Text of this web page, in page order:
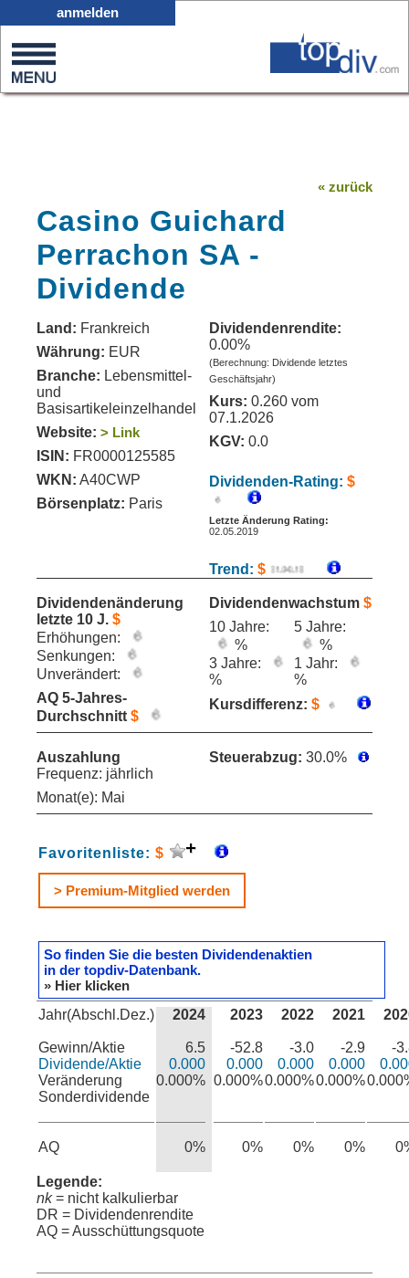
0
on
anmelden
« zurück
Casino Guichard
Perrachon SA -
Dividende
Land: Frankreich
Währung: EUR
Branche: Lebensmittel-
und
Basisartikeleinzelhandel
Website: > Link
ISIN: FR0000125585
WKN: A40CWP
Börsenplatz: Paris
Dividendenrendite:
0.00%
(Berechnung: Dividende letztes
Geschäftsjahr)
Kurs: 0.260 vom
07.1.2026
KGV: 0.0
Dividenden-Rating: $
Letzte Änderung Rating:
02.05.2019
Trend: $
Dividendenänderung
letzte 10 J. $
Erhöhungen:
Senkungen:
Unverändert:
AQ 5-Jahres-
Durchschnitt $
Dividendenwachstum $
10 Jahre:
%
5 Jahre:
%
3 Jahre:
%
1 Jahr:
%
Kursdifferenz: $
Auszahlung
Frequenz: jährlich
Monat(e): Mai
Steuerabzug: 30.0%
Favoritenliste: $
> Premium-Mitglied werden
So finden Sie die besten Dividendenaktien
in der topdiv-Datenbank.
» Hier klicken
Jahr(Abschl.Dez.)
Gewinn/Aktie
Dividende/Aktie
Veränderung
Sonderdividende
AQ
2024
6.5
0.000
0.000%
0%
2023
-52.8
0.000
0.000%
0%
2022
-3.0
0.000
0.000%
0%
2021
-2.9
0.000
0.000%
0%
-
Legende:
nk= nicht kalkulierbar
DR = Dividendenrendite
AQ = Ausschüttungsquote